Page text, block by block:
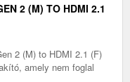
2 (M) TO HDMI 2.1
2 (M) to HDMI 2.1 (F)
amely nem foglal